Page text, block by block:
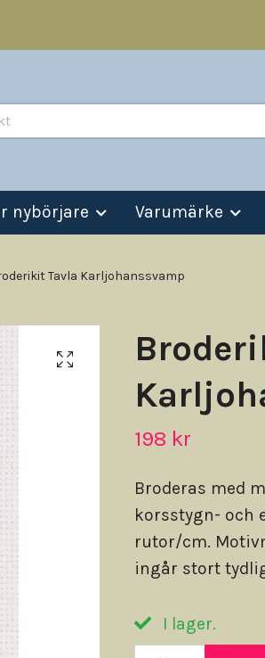
nybörjare Varumärke
Tavla Karljohanssvamp
198 kr
Broderas med
korsstygn- och
rutor/cm.
ingår stort
I lager.